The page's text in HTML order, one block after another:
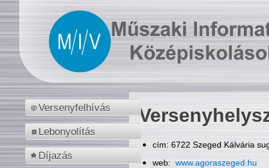
Versenyfelhívás
Lebonyolítás
Díjazás
cím: 6722 Szeged Kálvária
web: www.agoraszeged.hu